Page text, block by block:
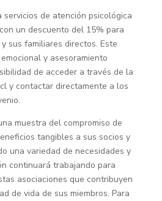
servicios de atención psicológica
un descuento del 15% para
sus familiares directos. Este
y asesoramiento
de acceder a través de la
y contactar directamente a los
muestra del compromiso de
tangibles a sus socios y
una variedad de necesidades y
continuará trabajando para
asociaciones que contribuyen
de vida de sus miembros. Para